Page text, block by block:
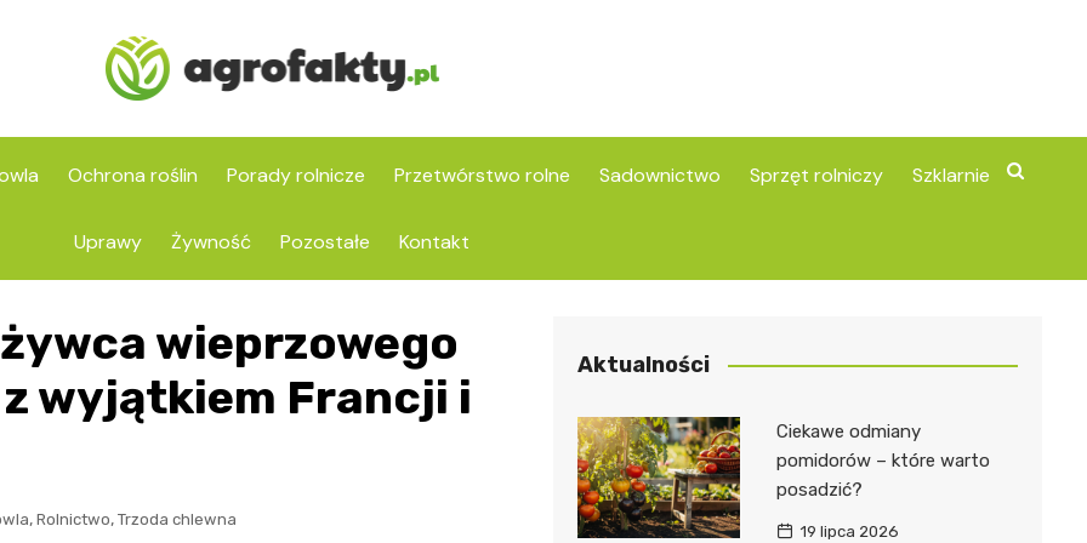
Ochrona roślin Porady rolnicze Przetwórstwo rolne Sadownictwo Sprzęt rolniczy Szklarnie
Uprawy Żywność Pozostałe Kontakt
wieprzowego
wyjątkiem Francji i
, Rolnictwo, Trzoda chlewna
Aktualności
Ciekawe odmiany
pomidorów – które warto
posadzić?
19 lipca 2026